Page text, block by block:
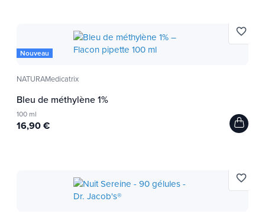
Nouveau
NATURAMedicatrix
Bleu de méthylène 1%
100 ml
16,90 €
favorite_border
favorite_border